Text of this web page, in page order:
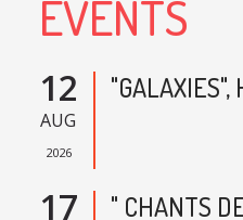
EVENTS
12
AUG
2026
"GALAXIES",
17
" CHANTS